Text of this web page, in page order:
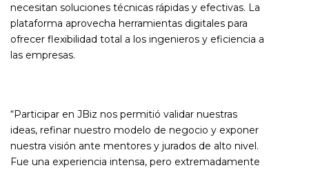
necesitan soluciones técnicas rápidas y efectivas. La
plataforma aprovecha herramientas digitales para
ofrecer flexibilidad total a los ingenieros y eficiencia a
las empresas.
“Participar en JBiz nos permitió validar nuestras
ideas, refinar nuestro modelo de negocio y exponer
nuestra visión ante mentores y jurados de alto nivel.
Fue una experiencia intensa, pero extremadamente